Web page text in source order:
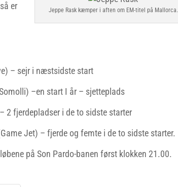
Jeppe Rask kæmper i aften om EM-titel på Mallorca.
er
– sejr i næstsidste start
–en start I år – sjetteplads
2 fjerdepladser i de to sidste starter
Jet) – fjerde og femte i de to sidste starter.
på Son Pardo-banen først klokken 21.00.